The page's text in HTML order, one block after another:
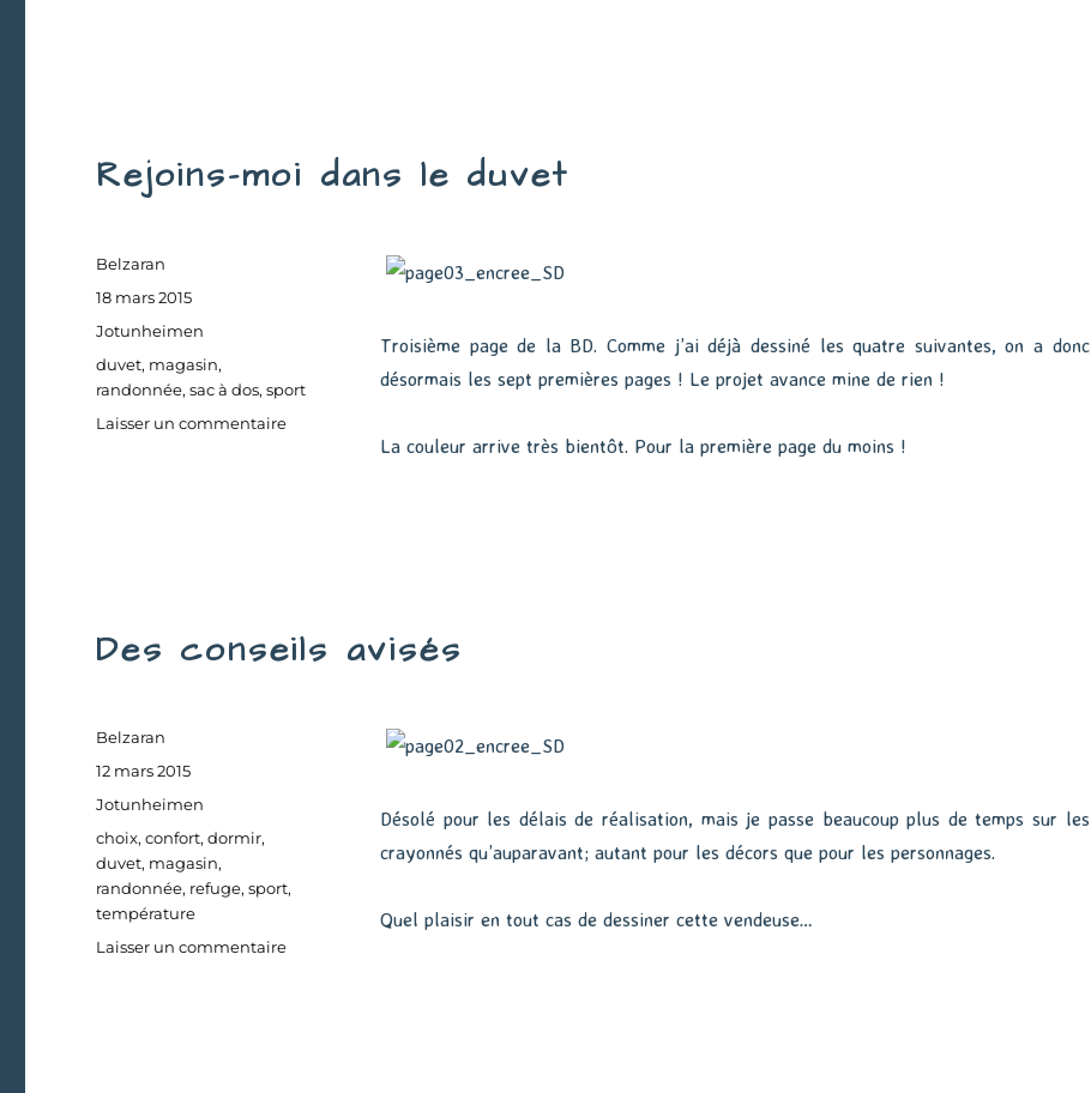
Rejoins-moi dans le duvet
Troisième page de la BD. Comme j’ai déjà dessiné les quatre suivantes, on a donc
désormais les sept premières pages ! Le projet avance mine de rien !
La couleur arrive très bientôt. Pour la première page du moins !
Auteur
Belzaran
Publié
le
18 mars 2015
Catégories
Jotunheimen
Étiquettes
duvet, magasin,
randonnée,sac à dos,sport
Laisser un commentairesur
Des conseils avisés
Désolé pour les délais de réalisation, mais je passe beaucoup plus de temps sur les
crayonnés qu’auparavant; autant pour les décors que pour les personnages.
Quel plaisir en tout cas de dessiner cette vendeuse…
Auteur
Belzaran
Publié
le
12 mars 2015
Catégories
Jotunheimen
Étiquettes
choix,confort,dormir,
duvet, magasin,
randonnée, refuge,sport,
température
Laisser un commentairesur